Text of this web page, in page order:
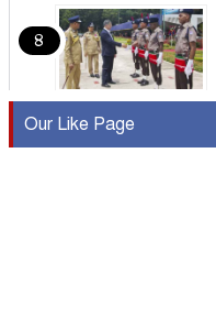
৪
৫
Our Like Page